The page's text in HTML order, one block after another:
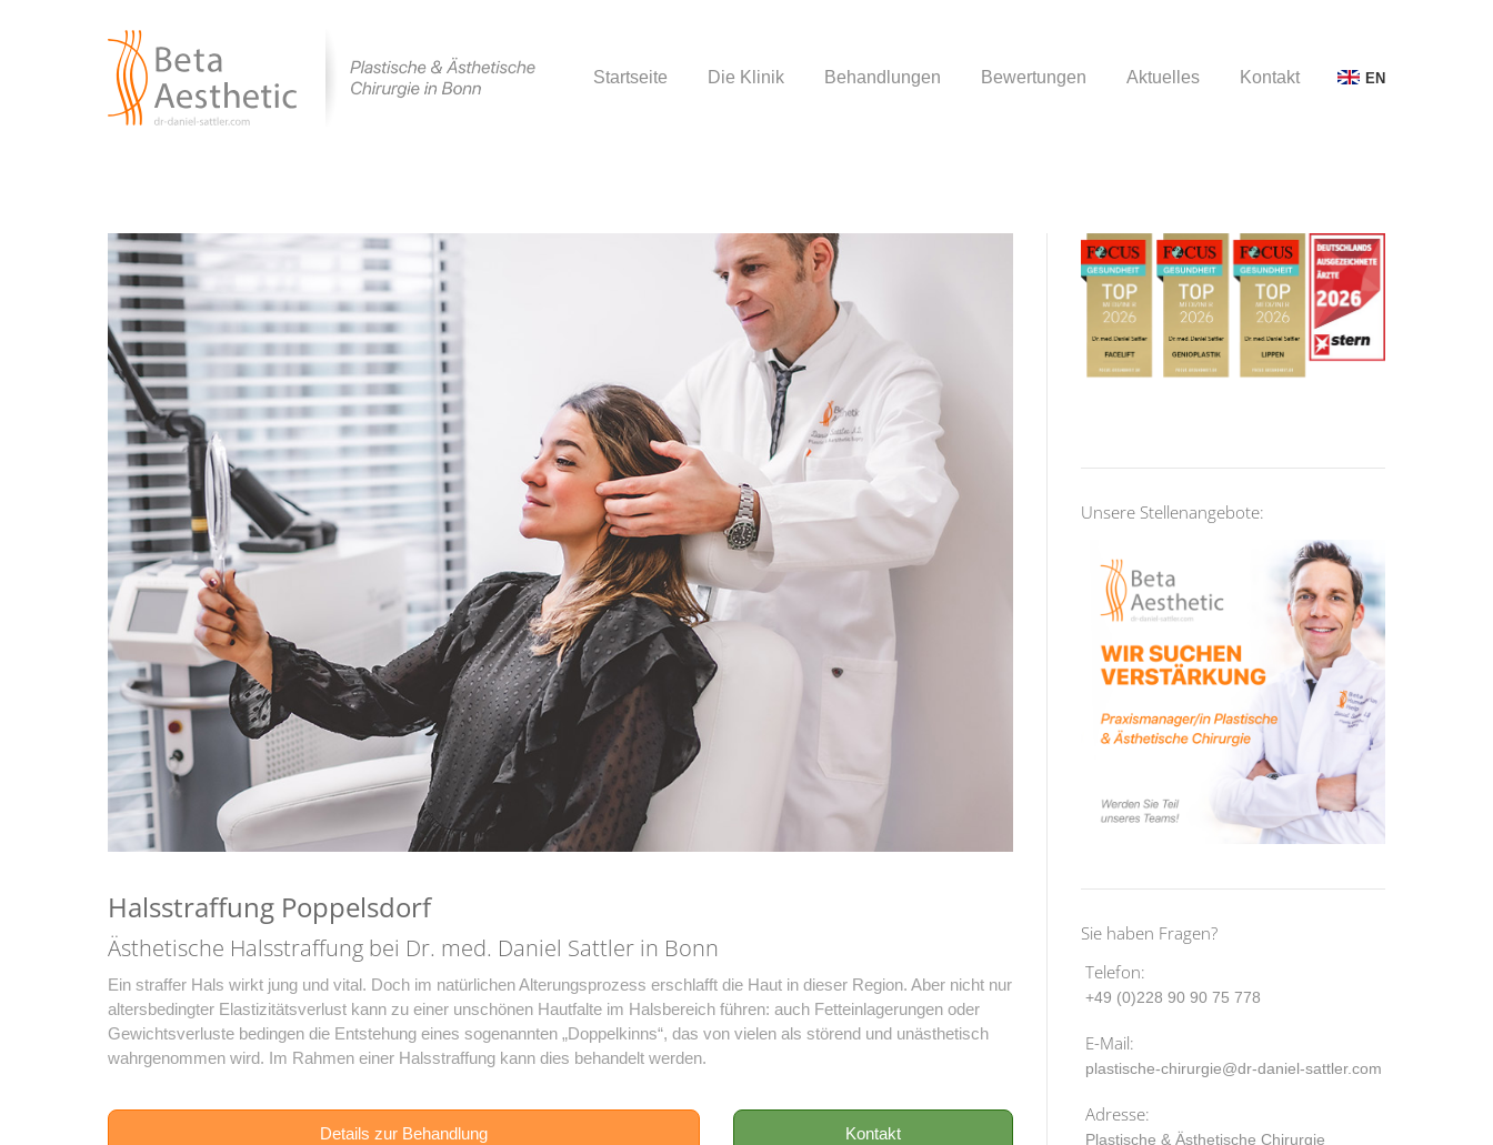
Startseite Die Klinik Behandlungen Bewertungen Aktuelles Kontakt EN
Halsstraffung Poppelsdorf
Ästhetische Halsstraffung bei Dr. med. Daniel Sattler in Bonn
Ein straffer Hals wirkt jung und vital. Doch im natürlichen Alterungsprozess erschlafft die Haut in dieser Region. Aber nicht nur
altersbedingter Elastizitätsverlust kann zu einer unschönen Hautfalte im Halsbereich führen: auch Fetteinlagerungen oder
Gewichtsverluste bedingen die Entstehung eines sogenannten „Doppelkinns“, das von vielen als störend und unästhetisch
wahrgenommen wird. Im Rahmen einer Halsstraffung kann dies behandelt werden.
Details zur Behandlung Kontakt
Unsere Stellenangebote:
Sie haben Fragen?
Telefon:
+49 (0)228 90 90 75 778
E-Mail:
plastische-chirurgie@dr-daniel-sattler.com
Adresse:
Plastische & Ästhetische Chirurgie